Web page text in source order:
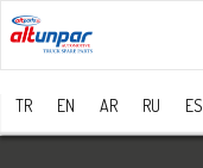
TR EN AR RU ES